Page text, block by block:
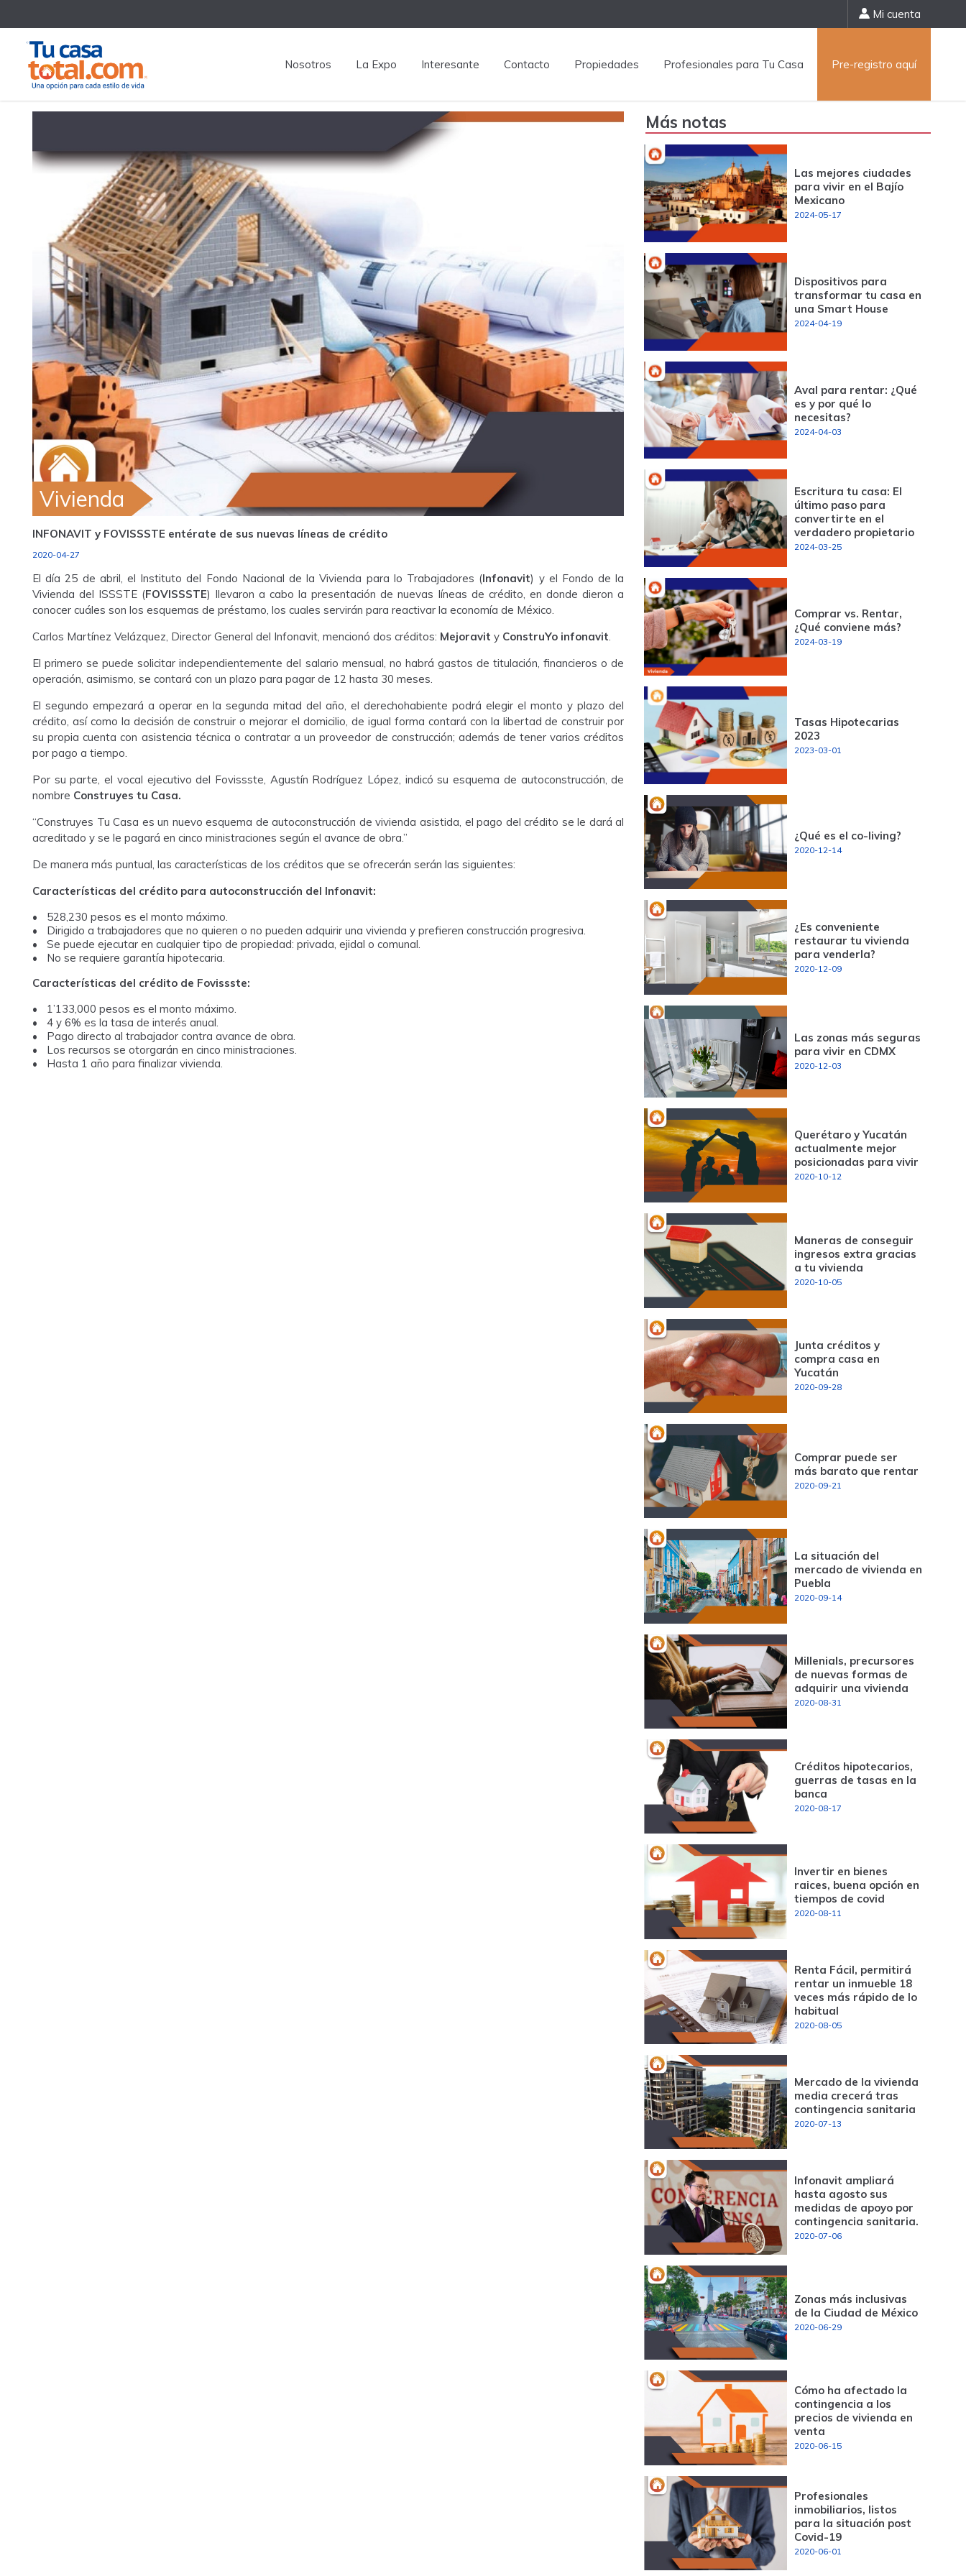
Mi cuenta
Nosotros La Expo Interesante Contacto Propiedades Profesionales para Tu Casa Pre-registro aquí
Vivienda
INFONAVIT y FOVISSSTE entérate de sus nuevas líneas de crédito
2020-04-27
El día 25 de abril, el Instituto del Fondo Nacional de la Vivienda para lo Trabajadores (Infonavit) y el Fondo de la
Vivienda del ISSSTE (FOVISSSTE) llevaron a cabo la presentación de nuevas líneas de crédito, en donde dieron a
conocer cuáles son los esquemas de préstamo, los cuales servirán para reactivar la economía de México.
Carlos Martínez Velázquez, Director General del Infonavit, mencionó dos créditos: Mejoravit y ConstruYo infonavit.
El primero se puede solicitar independientemente del salario mensual, no habrá gastos de titulación, financieros o de
operación, asimismo, se contará con un plazo para pagar de 12 hasta 30 meses.
El segundo empezará a operar en la segunda mitad del año, el derechohabiente podrá elegir el monto y plazo del
crédito, así como la decisión de construir o mejorar el domicilio, de igual forma contará con la libertad de construir por
su propia cuenta con asistencia técnica o contratar a un proveedor de construcción; además de tener varios créditos
por pago a tiempo.
Por su parte, el vocal ejecutivo del Fovissste, Agustín Rodríguez López, indicó su esquema de autoconstrucción, de
nombre Construyes tu Casa.
“Construyes Tu Casa es un nuevo esquema de autoconstrucción de vivienda asistida, el pago del crédito se le dará al
acreditado y se le pagará en cinco ministraciones según el avance de obra.”
De manera más puntual, las características de los créditos que se ofrecerán serán las siguientes:
Características del crédito para autoconstrucción del Infonavit:
528,230 pesos es el monto máximo.
Dirigido a trabajadores que no quieren o no pueden adquirir una vivienda y prefieren construcción progresiva.
Se puede ejecutar en cualquier tipo de propiedad: privada, ejidal o comunal.
No se requiere garantía hipotecaria.
Características del crédito de Fovissste:
1’133,000 pesos es el monto máximo.
4 y 6% es la tasa de interés anual.
Pago directo al trabajador contra avance de obra.
Los recursos se otorgarán en cinco ministraciones.
Hasta 1 año para finalizar vivienda.
Más notas
Las mejores ciudades
para vivir en el Bajío
Mexicano
2024-05-17
Dispositivos para
transformar tu casa en
una Smart House
2024-04-19
Aval para rentar: ¿Qué
es y por qué lo
necesitas?
2024-04-03
Escritura tu casa: El
último paso para
convertirte en el
verdadero propietario
2024-03-25
Comprar vs. Rentar,
¿Qué conviene más?
2024-03-19
Tasas Hipotecarias
2023
2023-03-01
¿Qué es el co-living?
2020-12-14
¿Es conveniente
restaurar tu vivienda
para venderla?
2020-12-09
Las zonas más seguras
para vivir en CDMX
2020-12-03
Querétaro y Yucatán
actualmente mejor
posicionadas para vivir
2020-10-12
Maneras de conseguir
ingresos extra gracias
a tu vivienda
2020-10-05
Junta créditos y
compra casa en
Yucatán
2020-09-28
Comprar puede ser
más barato que rentar
2020-09-21
La situación del
mercado de vivienda en
Puebla
2020-09-14
Millenials, precursores
de nuevas formas de
adquirir una vivienda
2020-08-31
Créditos hipotecarios,
guerras de tasas en la
banca
2020-08-17
Invertir en bienes
raices, buena opción en
tiempos de covid
2020-08-11
Renta Fácil, permitirá
rentar un inmueble 18
veces más rápido de lo
habitual
2020-08-05
Mercado de la vivienda
media crecerá tras
contingencia sanitaria
2020-07-13
Infonavit ampliará
hasta agosto sus
medidas de apoyo por
contingencia sanitaria.
2020-07-06
Zonas más inclusivas
de la Ciudad de México
2020-06-29
Cómo ha afectado la
contingencia a los
precios de vivienda en
venta
2020-06-15
Profesionales
inmobiliarios, listos
para la situación post
Covid-19
2020-06-01